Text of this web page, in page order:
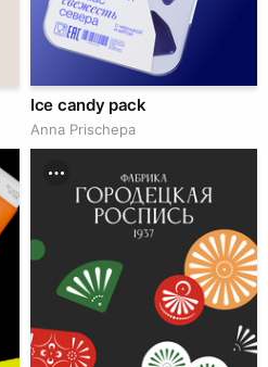
Ice candy pack
Anna Prischepa